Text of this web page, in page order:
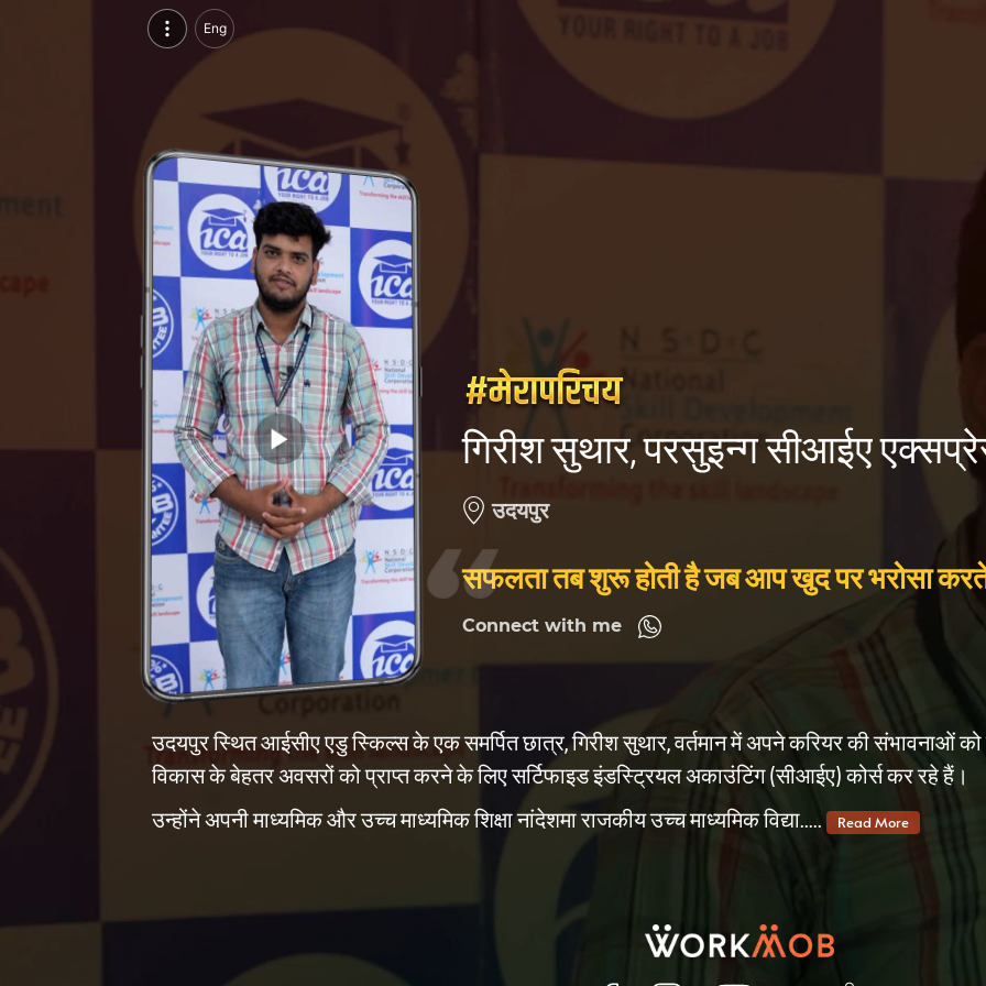
Eng
गिरीश सुथार, परसुइन्ग सीआईए एक्सप्रेस, आईसीए एडु स्किल्स, उदयपुर | वीडियो परिचय देखें
गिरीश सुथार, परसुइन्ग सीआईए एक्सप्रेस, आईसीए एडु स्किल्स, उदयपुर का वीडियो परिचय और सिंगल ब्रांडिंग पेज देखें।
गिरीश सुथार, परसुइन्ग सीआईए
उदयपुर
सफलता तब शुरू होती है जब आप खुद पर भरोसा
Connect with me
उदयपुर स्थित आईसीए एडु स्किल्स के एक समर्पित छात्र, गिरीश सुथार, वर्तमान में अपने करियर की संभावनाओं
विकास के बेहतर अवसरों को प्राप्त करने के लिए सर्टिफाइड इंडस्ट्रियल अकाउंटिंग (सीआईए) कोर्स कर रहे हैं।
उन्होंने अपनी माध्यमिक और उच्च माध्यमिक शिक्षा नांदेशमा राजकीय उच्च माध्यमिक विद्या.....
Read More